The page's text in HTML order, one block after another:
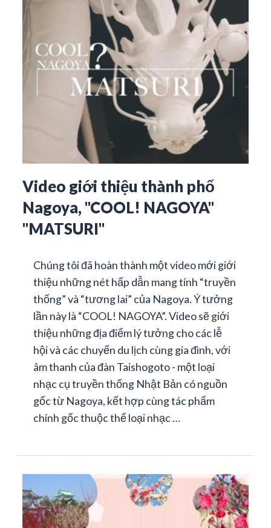
Video giới thiệu thành phố
Nagoya, "COOL! NAGOYA"
"MATSURI"
Chúng tôi đã hoàn thành một video mới giới
thiệu những nét hấp dẫn mang tính “truyền
thống” và “tương lai” của Nagoya. Ý tưởng
lần này là “COOL! NAGOYA”. Video sẽ giới
thiệu những địa điểm lý tưởng cho các lễ
hội và các chuyến du lịch cùng gia đình, với
âm thanh của đàn Taishogoto - một loại
nhạc cụ truyền thống Nhật Bản có nguồn
gốc từ Nagoya, kết hợp cùng tác phẩm
chính gốc thuộc thể loại nhạc …